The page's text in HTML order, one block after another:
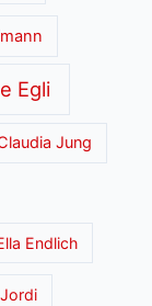
Egli
Jung
Endlich